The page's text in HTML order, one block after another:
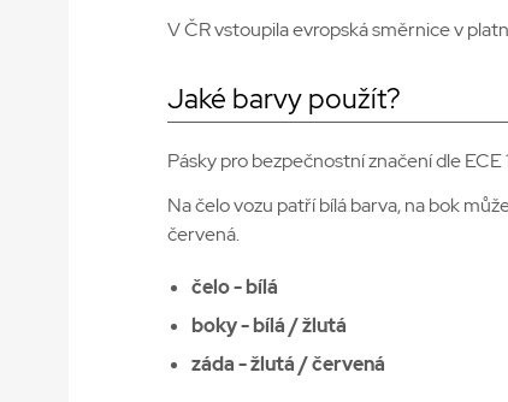
V ČR vstoupila evropská směrnice v
Jaké barvy použít?
Pásky pro bezpečnostní značení dle
Na čelo vozu patří bílá barva, na bok
červená.
čelo - bílá
boky - bílá / žlutá
záda - žlutá / červená